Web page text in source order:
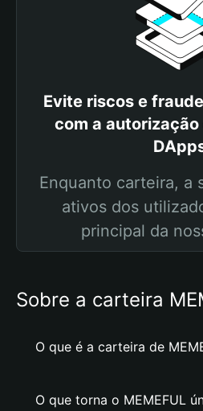
Evite riscos e
com a
Enquanto carteira, a
ativos dos
principal da
Sobre a carteira
O que é a carteira de
O que torna o MEMEFUL